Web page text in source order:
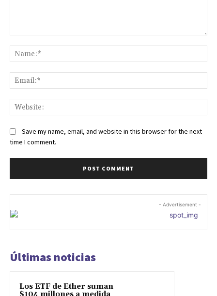
Save my name, email, and website in this browser for the next
time I comment.
- Advertisement -
Últimas noticias
Los ETF de Ether suman
$104 millones a medida